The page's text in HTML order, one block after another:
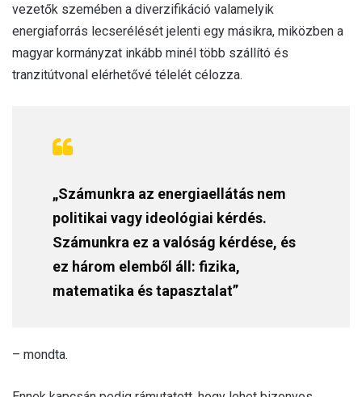
vezetők szemében a diverzifikáció valamelyik
energiaforrás lecserélését jelenti egy másikra, miközben a
magyar kormányzat inkább minél több szállító és
tranzitútvonal elérhetővé télelét célozza.
„Számunkra az energiaellátás nem
politikai vagy ideológiai kérdés.
Számunkra ez a valóság kérdése, és
ez három elemből áll: fizika,
matematika és tapasztalat”
– mondta.